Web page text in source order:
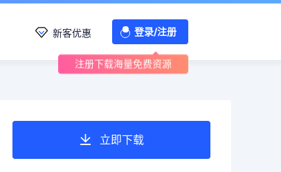
新客优惠 登录/注册
注册下载海量免费资源
立即下载